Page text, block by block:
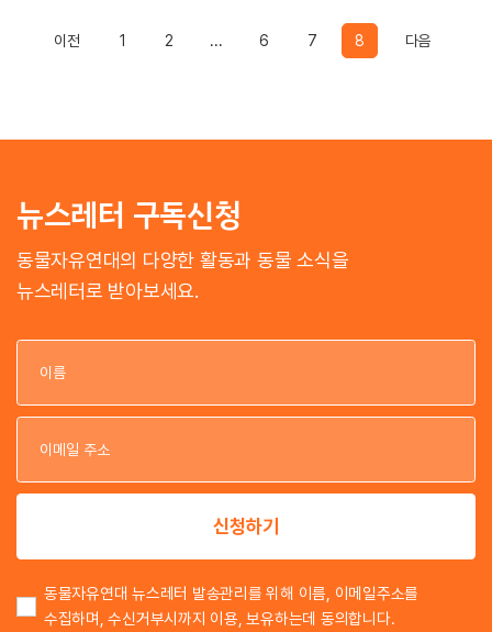
이전Previous
1 2 ... 6 7 8 다음Previous
뉴스레터 구독신청
동물자유연대의 다양한 활동과 동물 소식을
뉴스레터로 받아보세요.
이
이
신청하기
동물자유연대 뉴스레터 발송관리를 위해 이름, 이메일주소를
수집하며, 수신거부시까지 이용, 보유하는데 동의합니다.